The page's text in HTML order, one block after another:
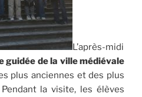
L’après-midi
guidée de la ville médiévale
plus anciennes et des plus
la visite, les élèves